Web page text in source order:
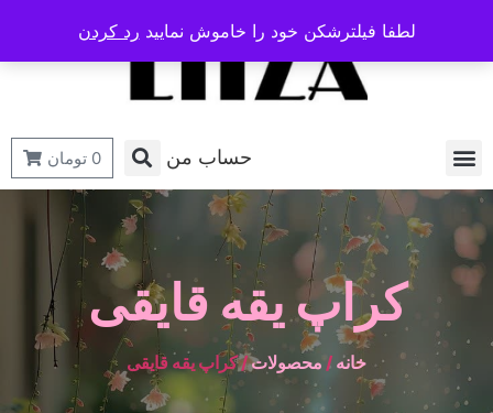
حساب من 0 تومان
کراپ یقه قایقی
خانه / محصولات/ کراپ یقه قایقی
لطفا فیلترشکن خود را خاموش نمایید رد کردن